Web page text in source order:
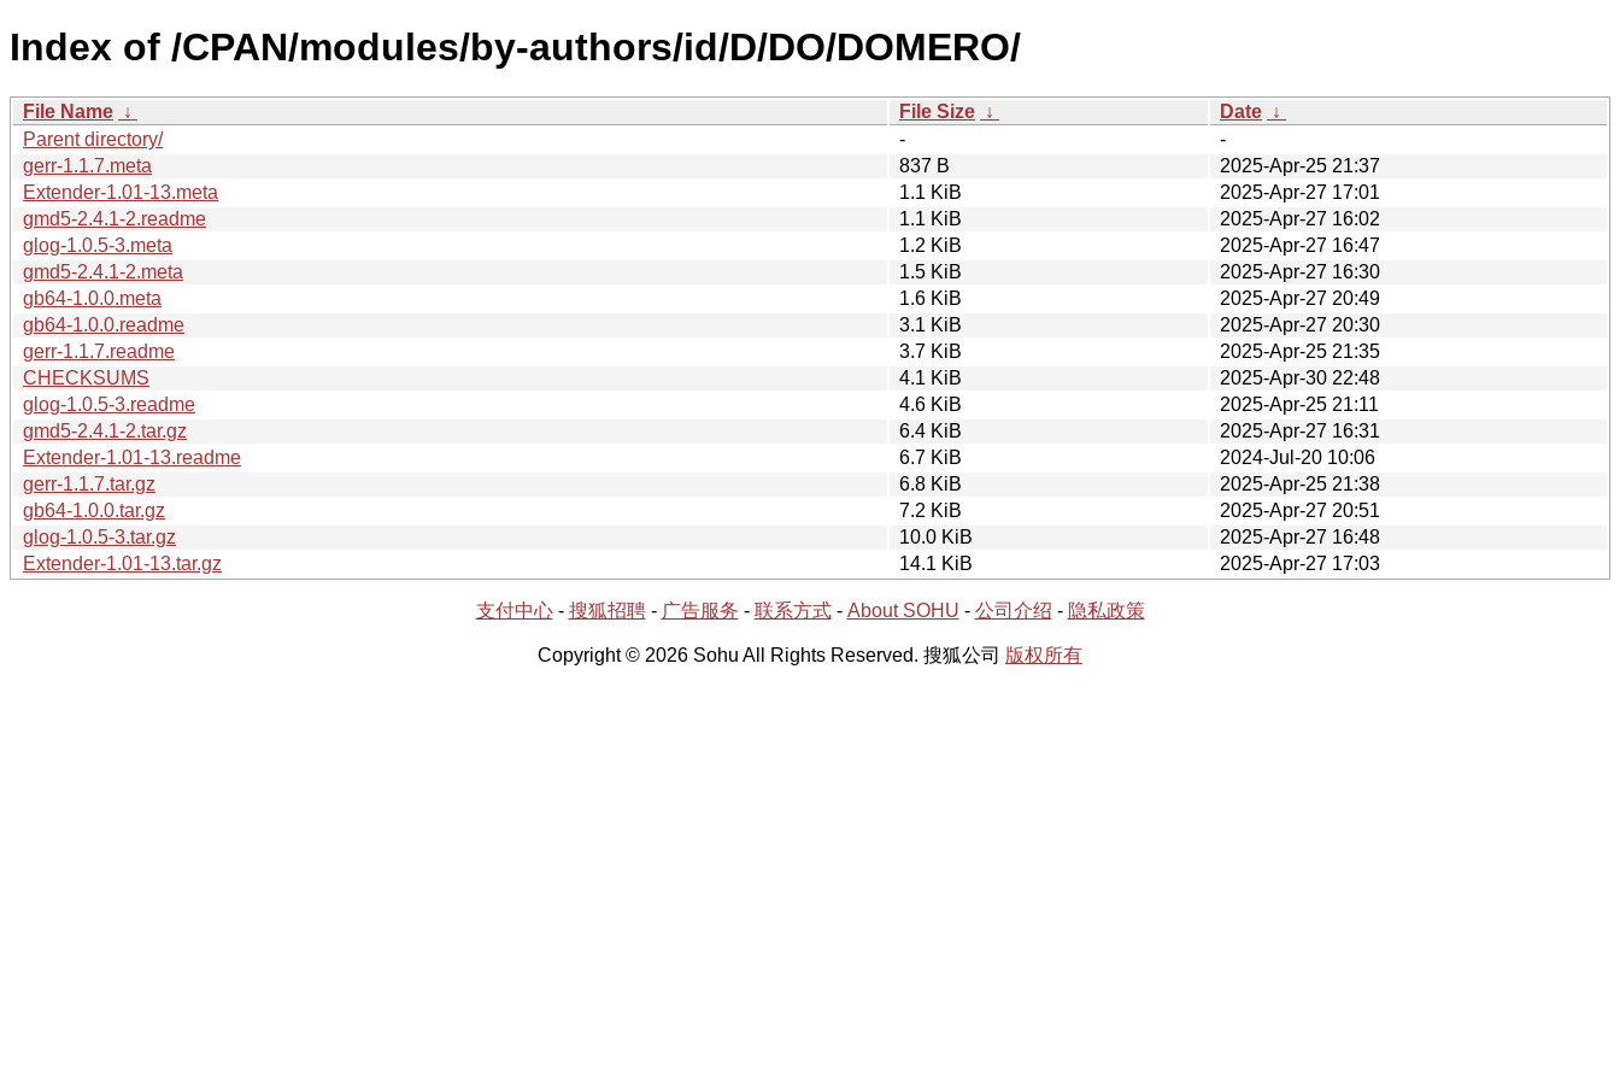
Index of /CPAN/modules/by-authors/id/D/DO/DOMERO/
File Name ↓ File Size ↓ Date ↓
Parent directory/
-
-
gerr-1.1.7.meta
837 B
2025-Apr-25 21:37
Extender-1.01-13.meta
1.1 KiB
2025-Apr-27 17:01
gmd5-2.4.1-2.readme
1.1 KiB
2025-Apr-27 16:02
glog-1.0.5-3.meta
1.2 KiB
2025-Apr-27 16:47
gmd5-2.4.1-2.meta
1.5 KiB
2025-Apr-27 16:30
gb64-1.0.0.meta
1.6 KiB
2025-Apr-27 20:49
gb64-1.0.0.readme
3.1 KiB
2025-Apr-27 20:30
gerr-1.1.7.readme
3.7 KiB
2025-Apr-25 21:35
CHECKSUMS
4.1 KiB
2025-Apr-30 22:48
glog-1.0.5-3.readme
4.6 KiB
2025-Apr-25 21:11
gmd5-2.4.1-2.tar.gz
6.4 KiB
2025-Apr-27 16:31
Extender-1.01-13.readme
6.7 KiB
2024-Jul-20 10:06
gerr-1.1.7.tar.gz
6.8 KiB
2025-Apr-25 21:38
gb64-1.0.0.tar.gz
7.2 KiB
2025-Apr-27 20:51
glog-1.0.5-3.tar.gz
10.0 KiB
2025-Apr-27 16:48
Extender-1.01-13.tar.gz
14.1 KiB 2025-Apr-27 17:03
支付中心- 搜狐招聘- 广告服务 - 联系方式- About SOHU - 公司介绍 - 隐私政策
Copyright © 2026 Sohu All Rights Reserved. 搜狐公司 版权所有